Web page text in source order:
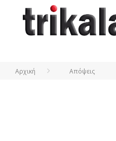
Αρχική Απόψεις